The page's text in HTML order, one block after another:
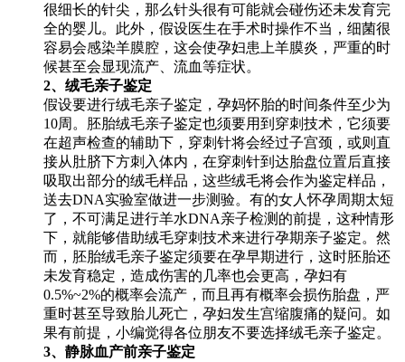
很细长的针尖，那么针头很有可能就会碰伤还未发育完
全的婴儿。此外，假设医生在手术时操作不当，细菌很
容易会感染羊膜腔，这会使孕妇患上羊膜炎，严重的时
候甚至会显现流产、流血等症状。
2、绒毛亲子鉴定
假设要进行绒毛亲子鉴定，孕妈怀胎的时间条件至少为
10周。胚胎绒毛亲子鉴定也须要用到穿刺技术，它须要
在超声检查的辅助下，穿刺针将会经过子宫颈，或则直
接从肚脐下方刺入体内，在穿刺针到达胎盘位置后直接
吸取出部分的绒毛样品，这些绒毛将会作为鉴定样品，
送去DNA实验室做进一步测验。有的女人怀孕周期太短
了，不可满足进行羊水DNA亲子检测的前提，这种情形
下，就能够借助绒毛穿刺技术来进行孕期亲子鉴定。然
而，胚胎绒毛亲子鉴定须要在孕早期进行，这时胚胎还
未发育稳定，造成伤害的几率也会更高，孕妇有
0.5%~2%的概率会流产，而且再有概率会损伤胎盘，严
重时甚至导致胎儿死亡，孕妇发生宫缩腹痛的疑问。如
果有前提，小编觉得各位朋友不要选择绒毛亲子鉴定。
3、静脉血产前亲子鉴定